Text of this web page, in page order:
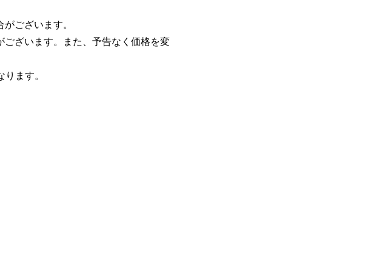
ございます。
ざいます。また、予告なく価格を変
ます。